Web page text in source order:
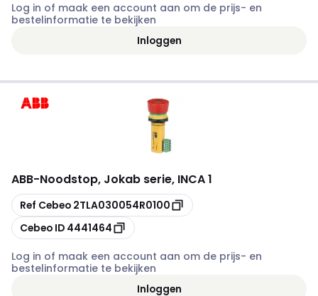
Log in of maak een account aan om de prijs- en
bestelinformatie te bekijken
Inloggen
ABB-Noodstop, Jokab serie, INCA 1
Kopiëren
Ref Cebeo 2TLA030054R0100
Kopiëren
Cebeo ID 4441464
Log in of maak een account aan om de prijs- en
bestelinformatie te bekijken
Inloggen